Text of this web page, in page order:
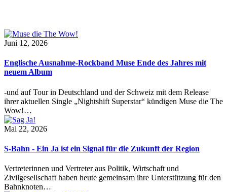
Juni 12, 2026
Englische Ausnahme-Rockband Muse Ende des Jahres mit
neuem Album
-und auf Tour in Deutschland und der Schweiz mit dem Release
ihrer aktuellen Single „Nightshift Superstar“ kündigen Muse die The
Wow!…
Mai 22, 2026
S-Bahn - Ein Ja ist ein Signal für die Zukunft der Region
Vertreterinnen und Vertreter aus Politik, Wirtschaft und
Zivilgesellschaft haben heute gemeinsam ihre Unterstützung für den
Bahnknoten…